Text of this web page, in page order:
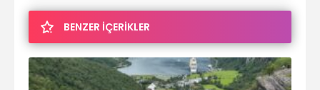
BENZER İÇERİKLER